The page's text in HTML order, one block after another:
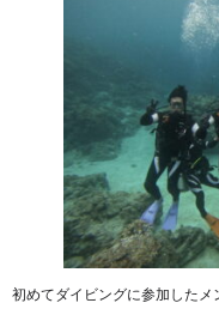
初めてダイビングに参加した